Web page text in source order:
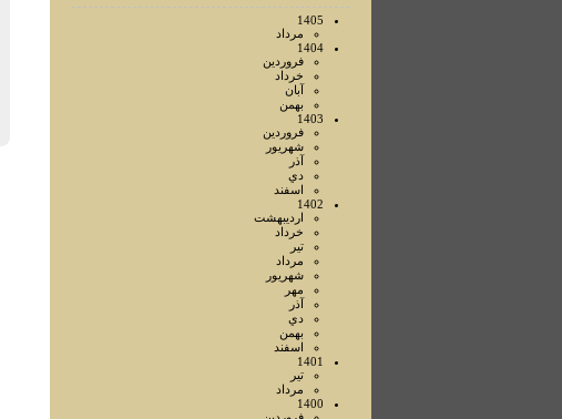
1405
مرداد
1404
فروردين
خرداد
آبان
بهمن
1403
فروردين
شهريور
آذر
دي
اسفند
1402
ارديبهشت
خرداد
تير
مرداد
شهريور
مهر
آذر
دي
بهمن
اسفند
1401
تير
مرداد
1400